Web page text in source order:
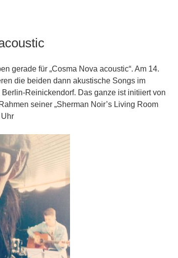
gerade für „Cosma Nova acoustic“. Am 14.
die beiden dann akustische Songs im
Reinickendorf. Das ganze ist initiiert von
seiner „Sherman Noir’s Living Room